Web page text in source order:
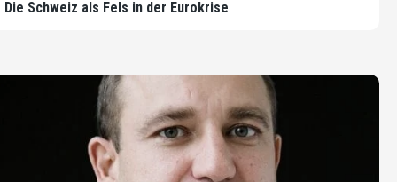
Die Schweiz als Fels in der Eurokrise